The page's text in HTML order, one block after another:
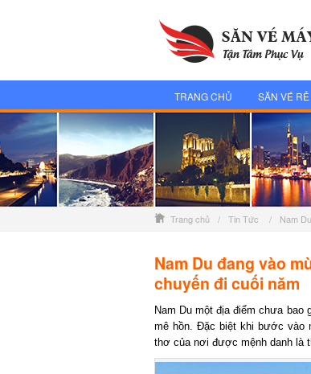
TRANG CHỦ SĂN VÉ RẺ
Trang chủ / Tin Tức / Nam
Nam Du đang vào
chuyến đi cuối năm
Nam Du một địa điểm chưa bao
mê hồn. Đặc biệt khi bước vào
thơ của nơi được mệnh danh là